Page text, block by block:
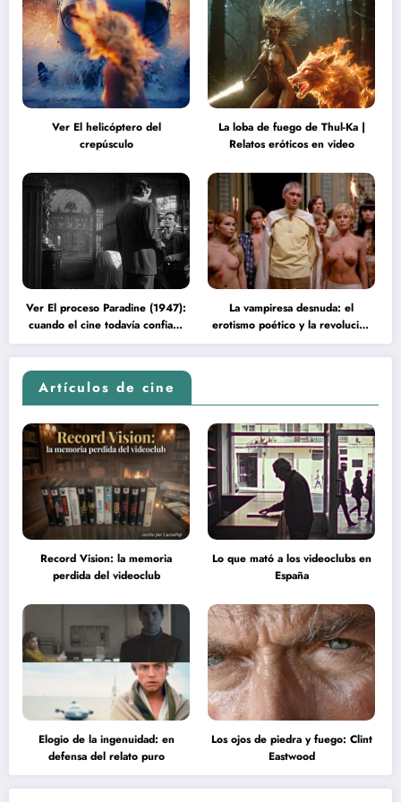
Ver El helicóptero del
crepúsculo
La loba de fuego de Thul-Ka |
Relatos eróticos en video
Ver El proceso Paradine (1947):
cuando el cine todavía confiaba
en la inteligencia del espectador
La vampiresa desnuda: el
erotismo poético y la revolución
psicodélica de Jean Rollin
Artículos de cine
Record Vision: la memoria
perdida del videoclub
Lo que mató a los videoclubs en
España
Elogio de la ingenuidad: en
defensa del relato puro
Los ojos de piedra y fuego: Clint
Eastwood